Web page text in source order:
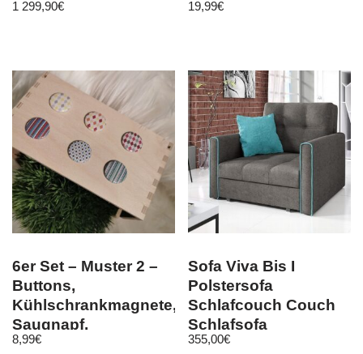
Polsterecke
1 299,90€ 19,99€
6er Set – Muster 2 –
Buttons,
Kühlschrankmagnete,
Saugnapf,
Kleidermagnet
8,99€
Sofa Viva Bis I
Polstersofa
Schlafcouch Couch
Schlafsofa
Bettkasten
355,00€